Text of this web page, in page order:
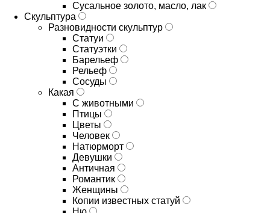
Сусальное золото, масло, лак
Скульптура
Разновидности скульптур
Статуи
Статуэтки
Барельеф
Рельеф
Сосуды
Какая
С животными
Птицы
Цветы
Человек
Натюрморт
Девушки
Античная
Романтик
Женщины
Копии известных статуй